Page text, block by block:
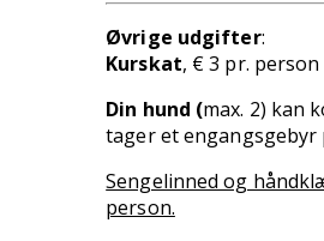
Øvrige udgifter:
Kurskat, € 3 pr.
Din hund (max. 2) kan
tager et engangsgebyr
Sengelinned og
person.